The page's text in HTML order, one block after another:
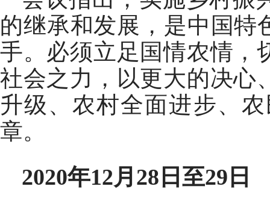
的继承和发展，是中国特
手。必须立足国情农情，
社会之力，以更大的决心
升级、农村全面进步、
章。
2020年12月28日至29日